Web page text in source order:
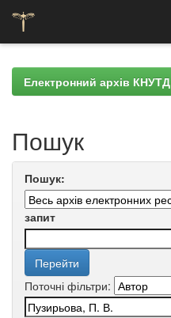
navigationЕлектронний архів КНУТД
Пошук
Пошук:
запит
Поточні фільтри: